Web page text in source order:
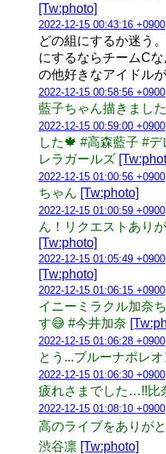
[Tw:photo]
2022-12-15 00:43:16 +0900
どの組にするか迷う
にするならチームC
の他好きなアイドル
2022-12-15 00:58:56 +0900
藍子ちゃん描きまし
2022-12-15 00:59:00 +0900
した🍁 #高森藍子 #
レラガールズ
2022-12-15 01:00:56 +0900
ちゃん [Tw:photo]
2022-12-15 01:00:59 +0900
ん！リクエストあり
[Tw:photo]
2022-12-15 01:05:49 +0900
[Tw:photo]
2022-12-15 01:06:15 +0900
イニーミラクル加奈
す😅 #今井加奈
2022-12-15 01:06:28 +0900
とう...ブルーナポレ
2022-12-15 01:06:30 +0900
疲れさまでした…!!比
2022-12-15 01:08:10 +0900
高のライブをありが
渋谷凛 [Tw:photo]